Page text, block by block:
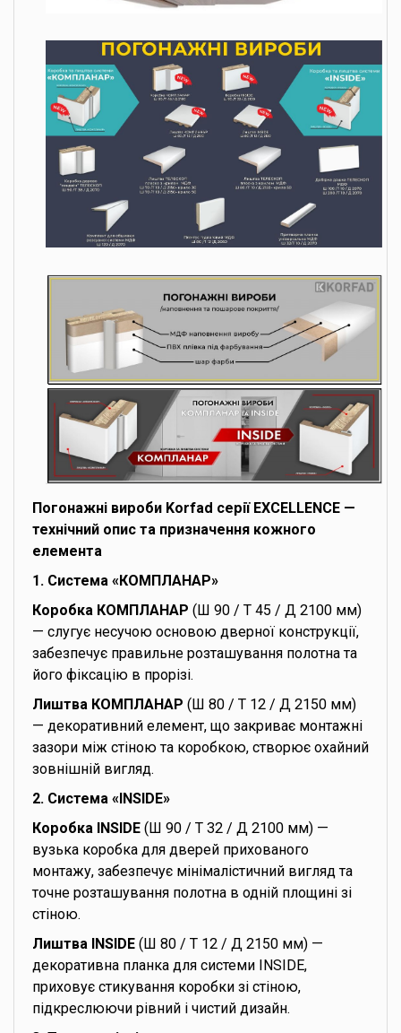
Погонажні вироби Korfad серії EXCELLENCE —
технічний опис та призначення кожного
елемента
1. Система «КОМПЛАНАР»
Коробка КОМПЛАНАР (Ш 90 / Т 45 / Д 2100 мм)
— слугує несучою основою дверної конструкції,
забезпечує правильне розташування полотна та
його фіксацію в прорізі.
Лиштва КОМПЛАНАР (Ш 80 / Т 12 / Д 2150 мм)
— декоративний елемент, що закриває монтажні
зазори між стіною та коробкою, створює охайний
зовнішній вигляд.
2. Система «INSIDE»
Коробка INSIDE (Ш 90 / Т 32 / Д 2100 мм) —
вузька коробка для дверей прихованого
монтажу, забезпечує мінімалістичний вигляд та
точне розташування полотна в одній площині зі
стіною.
Лиштва INSIDE (Ш 80 / Т 12 / Д 2150 мм) —
декоративна планка для системи INSIDE,
приховує стикування коробки зі стіною,
підкреслюючи рівний і чистий дизайн.